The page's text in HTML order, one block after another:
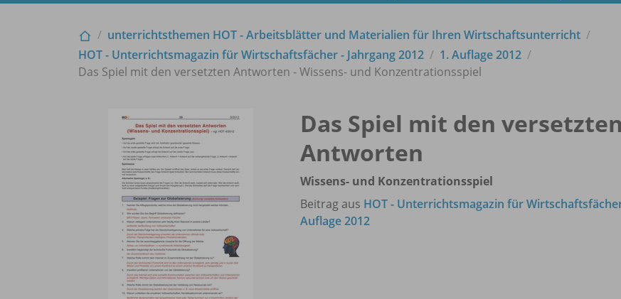
unterrichtsthemen HOT - Arbeitsblätter und Materialien für Ihren Wirtschaftsunterricht
HOT - Unterrichtsmagazin für Wirtschaftsfächer - Jahrgang 2012
1. Auflage 2012
Das Spiel mit den versetzten Antworten - Wissens- und Konzentrationsspiel
Das Spiel mit den versetzten
Antworten
Wissens- und Konzentrationsspiel
Beitrag aus HOT - Unterrichtsmagazin für
Auflage 2012